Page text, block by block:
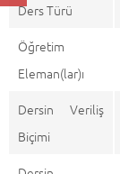
Ders Türü
Öğretim
Eleman(lar)ı
Dersin Veriliş
Biçimi